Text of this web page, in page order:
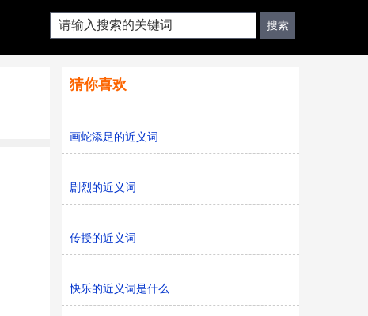
猜你喜欢
画蛇添足的近义词
剧烈的近义词
传授的近义词
快乐的近义词是什么